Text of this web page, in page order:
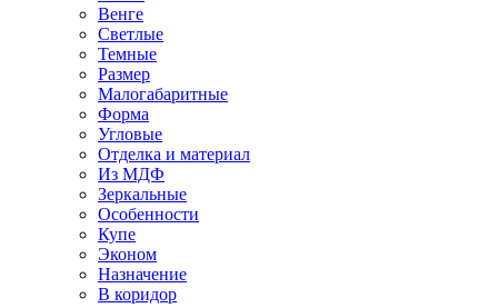
Венге
Светлые
Темные
Размер
Малогабаритные
Форма
Угловые
Отделка и материал
Из МДФ
Зеркальные
Особенности
Купе
Эконом
Назначение
В коридор